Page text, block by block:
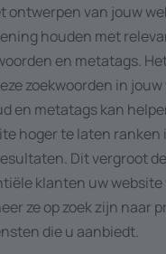
ontwerpen van jouw
houden met
en metatags.
zoekwoorden in
en metatags kan
hoger te laten ranken
Dit vergroot
klanten uw website
ze op zoek zijn naar
die u aanbiedt.
gebruikerservaring en
van je site, wat kan
verkeer op je websit
e
begrijpen waar je
komen en welke content
Speel hier daarna op in
mobielvriendelijke sites
hogere rangschikkingen.
Kwaliteitsvolle
kwalitatieve backlinks
relevante en
Dit verhoogt je website-
helpt bij het verbeteren
in de zoekresultaten.
je hieraan begint? Lees
in ons blogbericht